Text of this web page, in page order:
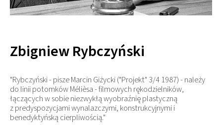
Zbigniew Rybczyński
"Rybczyński - pisze Marcin Giżycki ("Projekt" 3/4 1987) - należy
do linii potomków Mélièsa - filmowych rękodzielników,
łączących w sobie niezwykłą wyobraźnię plastyczną
z predyspozycjami wynalazczymi, konstrukcyjnymi i
benedyktyńską cierpliwością."